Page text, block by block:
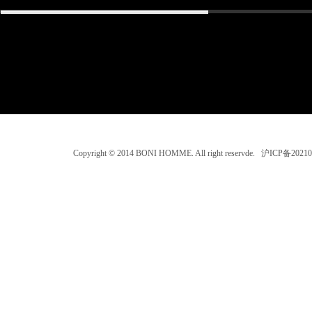
Copyright © 2014 BONI HOMME. All right reservde. 沪ICP备